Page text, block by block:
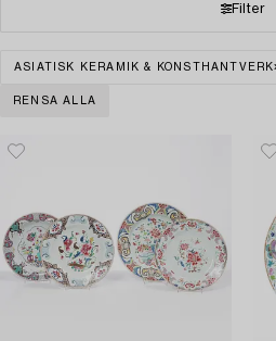
Filter
ASIATISK KERAMIK & KONSTHANTVERK
RENSA ALLA